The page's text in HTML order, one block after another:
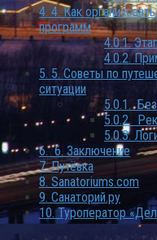
4. 4. Как
программ
4.0.1.
4.0.2.
5. 5. Советы по
ситуации
5.0.1.
5.0.2.
5.0.3.
6.6. Заключение
7.Путёвка
8. Sanatoriums.com
9. Санаторий.ру
10.Туроператор